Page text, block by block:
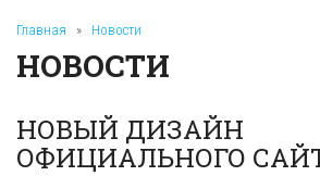
Главная » Новости
НОВОСТИ
НОВЫЙ ДИЗАЙН
ОФИЦИАЛЬНОГО